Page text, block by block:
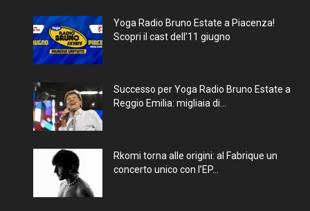
Yoga Radio Bruno Estate a Piacenza!
Scopri il cast dell’11 giugno
Successo per Yoga Radio Bruno Estate a
Reggio Emilia: migliaia di...
Rkomi torna alle origini: al Fabrique un
concerto unico con l’EP...